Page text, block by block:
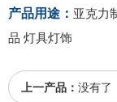
产品用途： 亚克力
品 灯具灯饰
上一产品： 没有了